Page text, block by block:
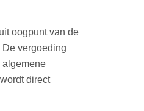
oogpunt van de
vergoeding
algemene
direct